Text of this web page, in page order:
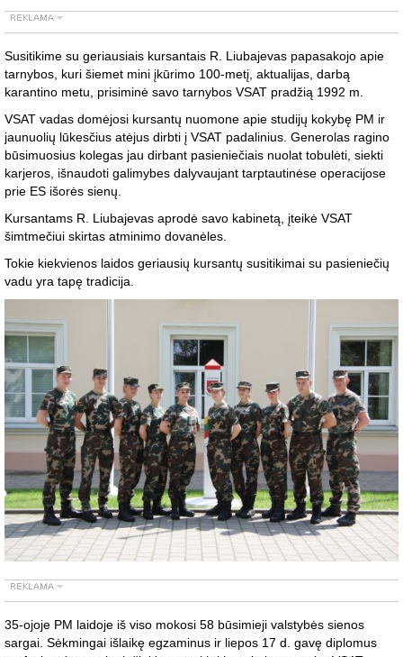
Susitikime su geriausiais kursantais R. Liubajevas papasakojo apie
tarnybos, kuri šiemet mini įkūrimo 100-metį, aktualijas, darbą
karantino metu, prisiminė savo tarnybos VSAT pradžią 1992 m.
VSAT vadas domėjosi kursantų nuomone apie studijų kokybę PM ir
jaunuolių lūkesčius atėjus dirbti į VSAT padalinius. Generolas ragino
būsimuosius kolegas jau dirbant pasieniečiais nuolat tobulėti, siekti
karjeros, išnaudoti galimybes dalyvaujant tarptautinėse operacijose
prie ES išorės sienų.
Kursantams R. Liubajevas aprodė savo kabinetą, įteikė VSAT
šimtmečiui skirtas atminimo dovanėles.
Tokie kiekvienos laidos geriausių kursantų susitikimai su pasieniečių
vadu yra tapę tradicija.
35-ojoje PM laidoje iš viso mokosi 58 būsimieji valstybės sienos
sargai. Sėkmingai išlaikę egzaminus ir liepos 17 d. gavę diplomus